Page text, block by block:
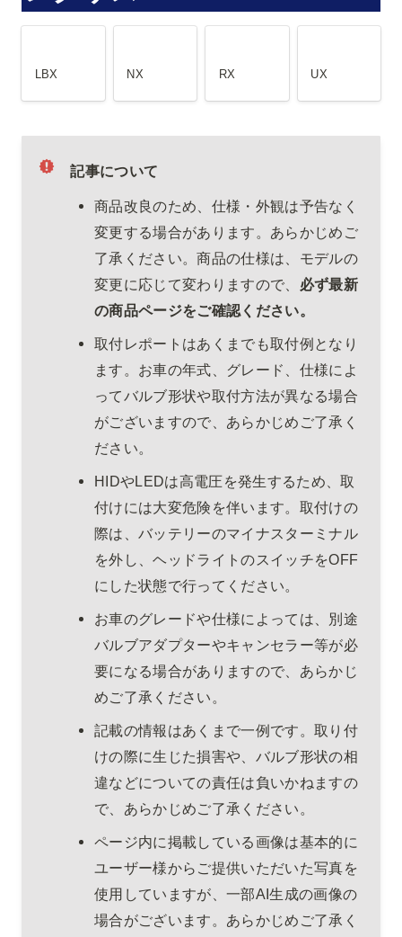
LBX NX RX UX
記事について
商品改良のため、仕様・外観は予告なく
変更する場合があります。あらかじめご
了承ください。商品の仕様は、モデルの
変更に応じて変わりますので、 必ず最新
の商品ページをご確認ください。
取付レポートはあくまでも取付例となり
ます。お車の年式、グレード、仕様によ
ってバルブ形状や取付方法が異なる場合
がございますので、あらかじめご了承く
ださい。
HIDやLEDは高電圧を発生するため、取
付けには大変危険を伴います。取付けの
際は、バッテリーのマイナスターミナル
を外し、ヘッドライトのスイッチをOFF
にした状態で行ってください。
お車のグレードや仕様によっては、別途
バルブアダプターやキャンセラー等が必
要になる場合がありますので、あらかじ
めご了承ください。
記載の情報はあくまで一例です。取り付
けの際に生じた損害や、バルブ形状の相
違などについての責任は負いかねますの
で、あらかじめご了承ください。
ページ内に掲載している画像は基本的に
ユーザー様からご提供いただいた写真を
使用していますが、一部AI生成の画像の
場合がございます。あらかじめご了承く